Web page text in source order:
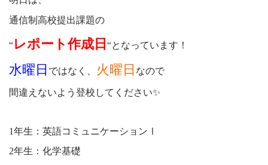
通信制高校提出課題の
“レポート作成日 “となっています！
水曜日 ではなく、 火曜日 なので
間違えないよう登校してください✨
1年生：英語コミュニケーションⅠ
2年生：化学基礎